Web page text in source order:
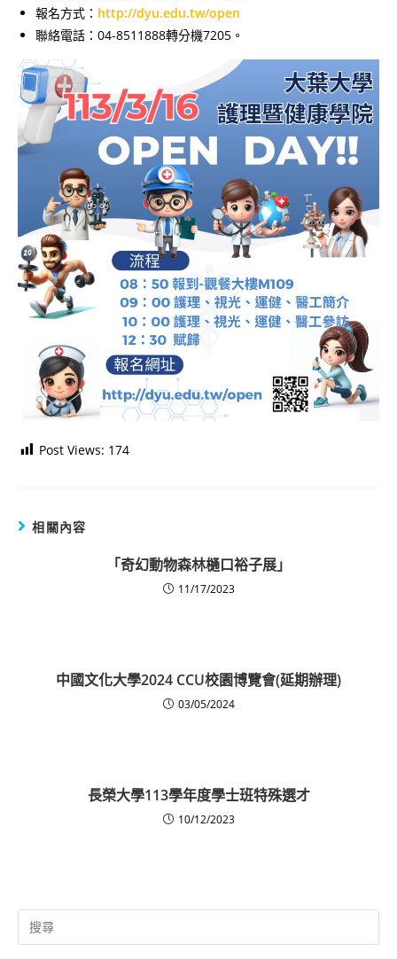
報名方式： http://dyu.edu.tw/open
聯絡電話：04-8511888轉分機7205。
Post Views: 174
相關內容
「奇幻動物森林樋口裕子展」
11/17/2023
中國文化大學2024 CCU校園博覽會(延期辦理)
03/05/2024
長榮大學113學年度學士班特殊選才
10/12/2023
Search
for: